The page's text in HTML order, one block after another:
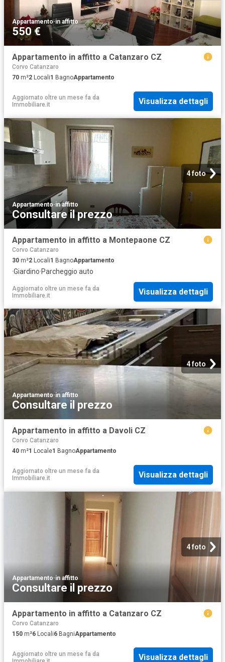
Appartamento·in affitto
550 €
Appartamento in affitto a Catanzaro CZ
Corvo Catanzaro
70 m²2 Locali1 BagnoAppartamento
Aggiornato oltre un mese fa da
Immobiliare.it
Visualizza dettagli
4 foto
Appartamento·in affitto
Consultare il prezzo
Appartamento in affitto a Montepaone CZ
Corvo Catanzaro
30 m²2 Locali1 BagnoAppartamento
·Giardino·Parcheggio auto
Aggiornato oltre un mese fa da
Immobiliare.it
Visualizza dettagli
4 foto
Appartamento·in affitto
Consultare il prezzo
Appartamento in affitto a Davoli CZ
Corvo Catanzaro
40 m²1 Locale1 BagnoAppartamento
Aggiornato oltre un mese fa da
Immobiliare.it
Visualizza dettagli
4 foto
Appartamento·in affitto
Consultare il prezzo
Appartamento in affitto a Catanzaro CZ
Corvo Catanzaro
150 m²6 Locali6 BagniAppartamento
Aggiornato oltre un mese fa da
Visualizza dettagli